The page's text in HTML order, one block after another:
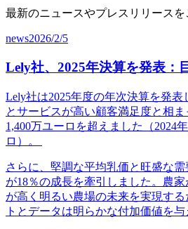
最新のニュースやプレスリリースを
news2026/2/5
Lely社、2025年決算を発表：
Lely社は2025年度の年次決算を発
とサービスが高い顧客満足度と相
1,400万ユーロを超えました（2024
ロ）。
さらに、堅調な平均乳価と旺盛な
が18％の成長を牽引しました。農
が高く明るい農場の未来を実現す
トとデータは明らかな付加価値を与